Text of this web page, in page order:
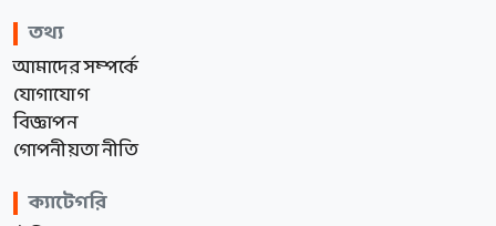
তথ্য
আমাদের সম্পর্কে
যোগাযোগ
বিজ্ঞাপন
গোপনীয়তা নীতি
ক্যাটেগরি